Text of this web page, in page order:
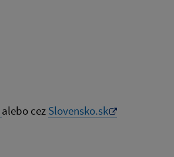
alebo cez Slovensko.sk